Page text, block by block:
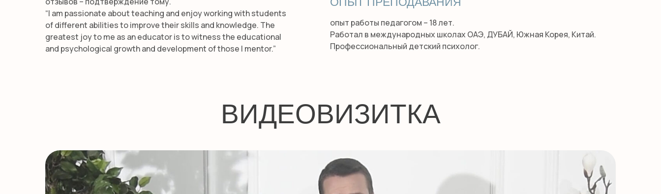
опыт работы педагогом – 18 лет.
Работал в международных школах ОАЭ, ДУБАЙ, Южная Корея, Китай.
Профессиональный детский психолог.
“I am passionate about teaching and enjoy working with students
of different abilities to improve their skills and knowledge. The
greatest joy to me as an educator is to witness the educational
and psychological growth and development of those I mentor.”
ВИДЕОВИЗИТКА